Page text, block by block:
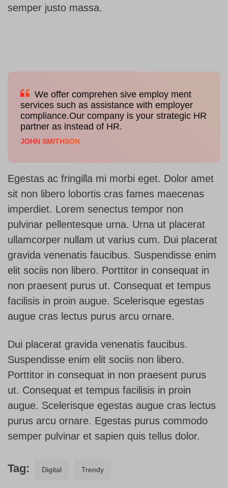
semper justo massa.
We offer comprehen sive employ ment
services such as assistance with employer
compliance.Our company is your strategic HR
partner as instead of HR.
JOHN SMITHSON
Egestas ac fringilla mi morbi eget. Dolor amet
sit non libero lobortis cras fames maecenas
imperdiet. Lorem senectus tempor non
pulvinar pellentesque urna. Urna ut placerat
ullamcorper nullam ut varius cum. Dui placerat
gravida venenatis faucibus. Suspendisse enim
elit sociis non libero. Porttitor in consequat in
non praesent purus ut. Consequat et tempus
facilisis in proin augue. Scelerisque egestas
augue cras lectus purus arcu ornare.
Dui placerat gravida venenatis faucibus.
Suspendisse enim elit sociis non libero.
Porttitor in consequat in non praesent purus
ut. Consequat et tempus facilisis in proin
augue. Scelerisque egestas augue cras lectus
purus arcu ornare. Egestas purus commodo
semper pulvinar et sapien quis tellus dolor.
Tag: Digital Trendy